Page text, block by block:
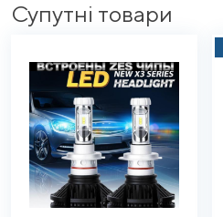
Супутні товари